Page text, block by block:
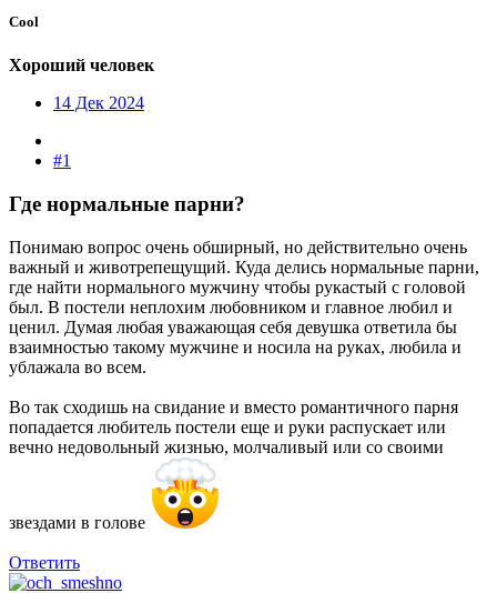
Cool
Хороший человек
14 Дек 2024
#1
Где нормальные парни?​
Понимаю вопрос очень обширный, но действительно очень
важный и животрепещущий. Куда делись нормальные парни,
где найти нормального мужчину чтобы рукастый с головой
был. В постели неплохим любовником и главное любил и
ценил. Думая любая уважающая себя девушка ответила бы
взаимностью такому мужчине и носила на руках, любила и
ублажала во всем.
Во так сходишь на свидание и вместо романтичного парня
попадается любитель постели еще и руки распускает или
вечно недовольный жизнью, молчаливый или со своими
звездами в голове
Ответить